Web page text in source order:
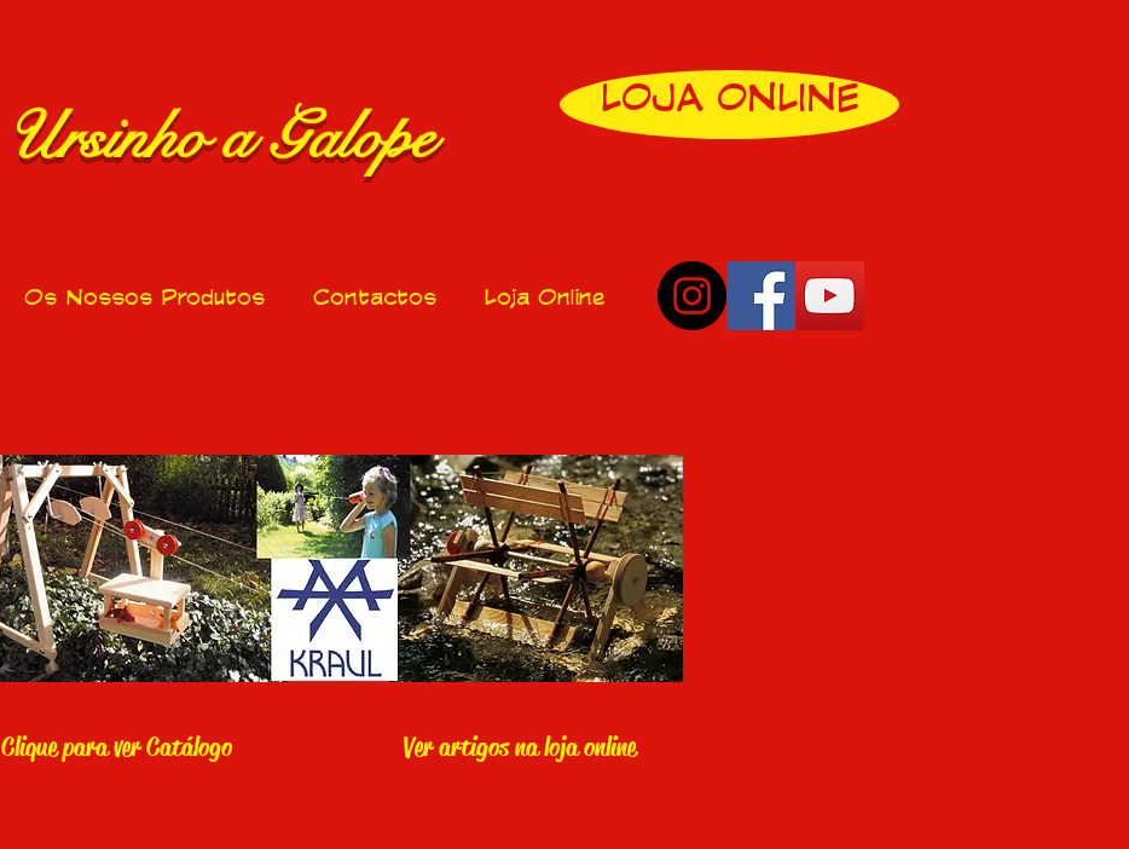
Ursinho a Galope
LOJA ONLINE
Os Nossos Produtos Contactos Loja Online
Clique para ver Catálogo Ver artigos na loja online